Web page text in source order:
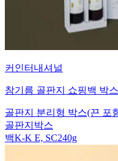
커인터내셔널
참기름 골판지 쇼핑백 박스
골판지 분리형 박스(끈 포
골판지박스
백K-K E, SC240g